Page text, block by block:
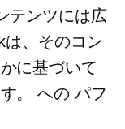
テンツには広
は、そのコン
に基づいて
す。への パフ